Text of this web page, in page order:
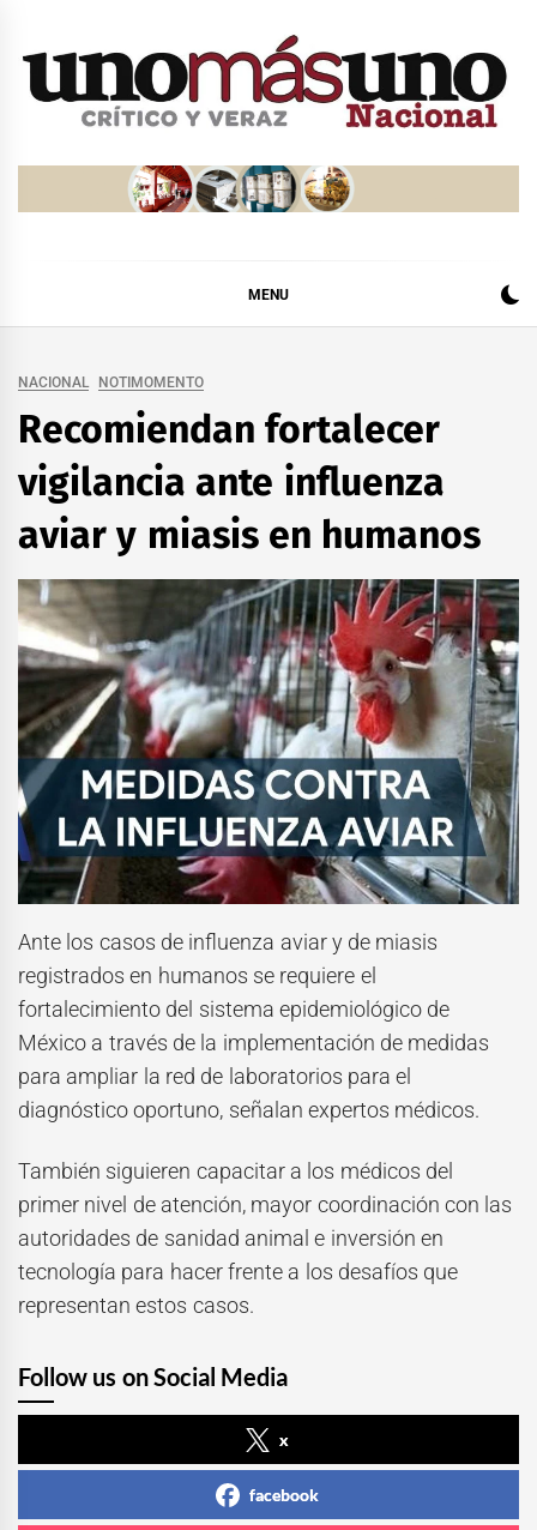
MENU
NACIONAL NOTIMOMENTO
Recomiendan fortalecer
vigilancia ante influenza
aviar y miasis en humanos
Ante los casos de influenza aviar y de miasis
registrados en humanos se requiere el
fortalecimiento del sistema epidemiológico de
México a través de la implementación de medidas
para ampliar la red de laboratorios para el
diagnóstico oportuno, señalan expertos médicos.
También siguieren capacitar a los médicos del
primer nivel de atención, mayor coordinación con las
autoridades de sanidad animal e inversión en
tecnología para hacer frente a los desafíos que
representan estos casos.
Follow us on Social Media
x
facebook